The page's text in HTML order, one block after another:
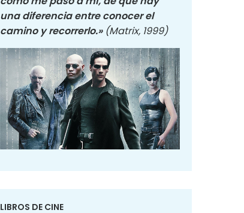
una diferencia entre conocer el
camino y recorrerlo.» (Matrix, 1999)
LIBROS DE CINE